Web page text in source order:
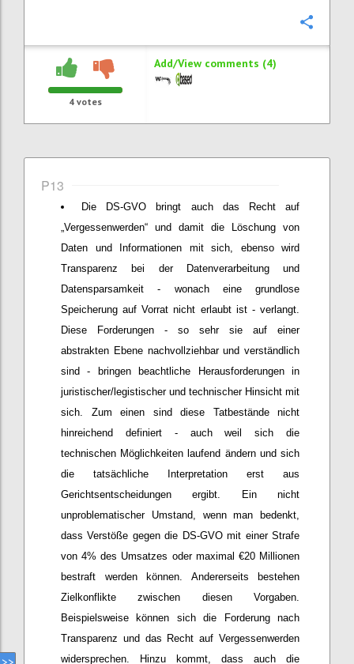
4 votes
Add/View comments (4)
P13
Die DS-GVO bringt auch das Recht auf
„Vergessenwerden“ und damit die Löschung von
Daten und Informationen mit sich, ebenso wird
Transparenz bei der Datenverarbeitung und
Datensparsamkeit - wonach eine grundlose
Speicherung auf Vorrat nicht erlaubt ist - verlangt.
Diese Forderungen - so sehr sie auf einer
abstrakten Ebene nachvollziehbar und verständlich
sind - bringen beachtliche Herausforderungen in
juristischer/legistischer und technischer Hinsicht mit
sich. Zum einen sind diese Tatbestände nicht
hinreichend definiert - auch weil sich die
technischen Möglichkeiten laufend ändern und sich
die tatsächliche Interpretation erst aus
Gerichtsentscheidungen ergibt. Ein nicht
unproblematischer Umstand, wenn man bedenkt,
dass Verstöße gegen die DS-GVO mit einer Strafe
von 4% des Umsatzes oder maximal €20 Millionen
bestraft werden können. Andererseits bestehen
Zielkonflikte zwischen diesen Vorgaben.
Beispielsweise können sich die Forderung nach
Transparenz und das Recht auf Vergessenwerden
widersprechen. Hinzu kommt, dass auch die